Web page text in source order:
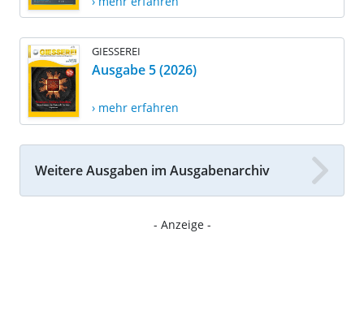
GIESSEREI
Ausgabe 5 (2026)
› mehr erfahren
Weitere Ausgaben im Ausgabenarchiv
- Anzeige -